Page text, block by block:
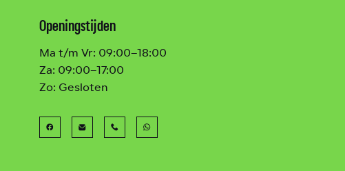
Openingstijden
Ma t/m Vr: 09:00–18:00
Za: 09:00–17:00
Zo: Gesloten